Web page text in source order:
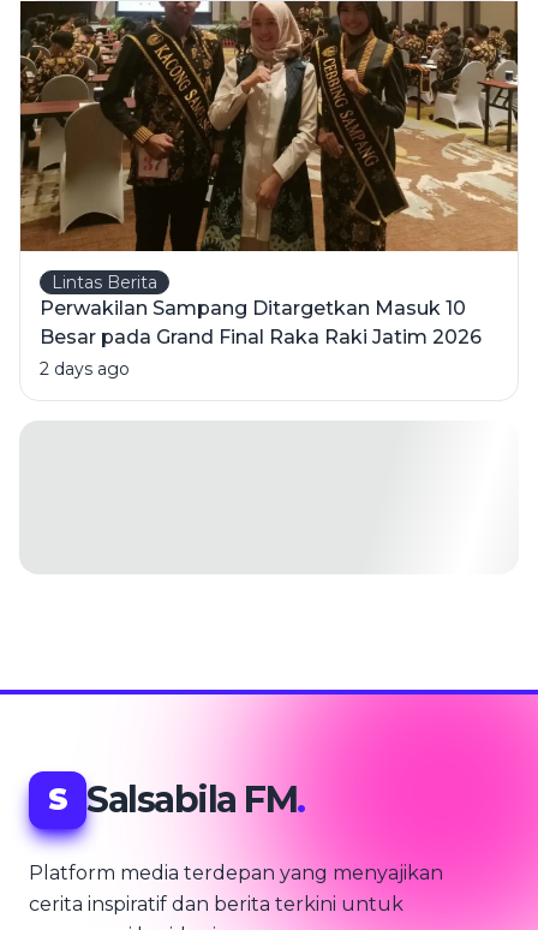
Jalan
Keadilan
Lintas Berita
Perwakilan Sampang Ditargetkan Masuk 10
Besar pada Grand Final Raka Raki Jatim 2026
2 days ago
S Salsabila FM.
Platform media terdepan yang menyajikan
cerita inspiratif dan berita terkini untuk